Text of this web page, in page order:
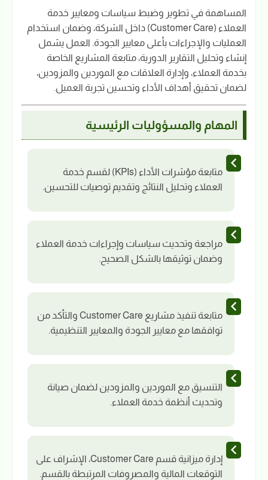
المساهمة في تطوير وضبط سياسات ومعايير خدمة
العملاء (Customer Care) داخل الشركة، وضمان استخدام
العمليات والإجراءات بأعلى معايير الجودة. العمل يشمل
إنشاء وتحليل التقارير الدورية، متابعة المشاريع الخاصة
بخدمة العملاء، وإدارة العلاقات مع الموردين والمزودين،
لضمان تحقيق أهداف الأداء وتحسين تجربة العميل.
المهام والمسؤوليات الرئيسية
متابعة مؤشرات الأداء (KPIs) لقسم خدمة
العملاء وتحليل النتائج وتقديم توصيات للتحسين.
مراجعة وتحديث سياسات وإجراءات خدمة العملاء
وضمان توثيقها بالشكل الصحيح.
متابعة تنفيذ مشاريع Customer Care والتأكد من
توافقها مع معايير الجودة والمعايير التنظيمية.
التنسيق مع الموردين والمزودين لضمان صيانة
وتحديث أنظمة خدمة العملاء.
إدارة ميزانية قسم Customer Care، الإشراف على
التوقعات المالية والمصروفات المرتبطة بالقسم.